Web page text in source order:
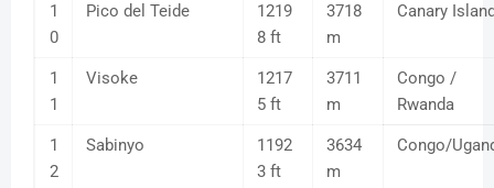
1
0
Pico del Teide
1219
8 ft
3718
m
Canary
1
1
Visoke
1217
5 ft
3711
m
Congo /
Rwanda
1
2
Sabinyo
1192
3 ft
3634
m
Congo/